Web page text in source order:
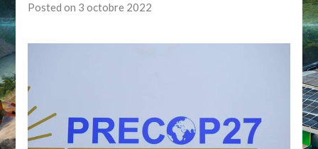
Posted on 3 octobre 2022